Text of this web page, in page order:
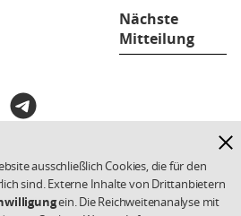
ausschließlich Cookies, die für den
sind. Externe Inhalte von Drittanbietern
ein. Die Reichweitenanalyse mit
Nächste
Mitteilung
Telegram
Cookies